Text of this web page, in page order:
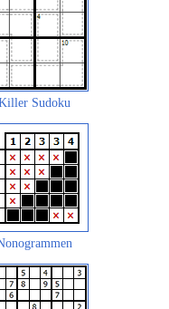
Sudoku